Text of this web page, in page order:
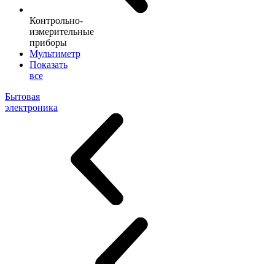
Контрольно-
измерительные
приборы
Мультиметр
Показать
все
Бытовая
электроника